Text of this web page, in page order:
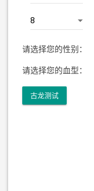
请选择您的性别：
请选择您的血型：
古龙测试